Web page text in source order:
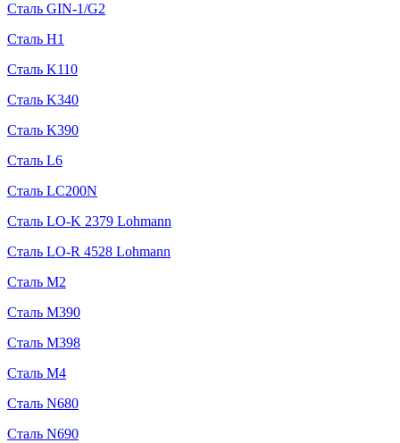
Сталь GIN-1/G2
Сталь H1
Сталь K110
Сталь K340
Сталь K390
Сталь L6
Сталь LC200N
Сталь LO-K 2379 Lohmann
Сталь LO-R 4528 Lohmann
Сталь M2
Сталь M390
Сталь M398
Сталь M4
Сталь N680
Сталь N690